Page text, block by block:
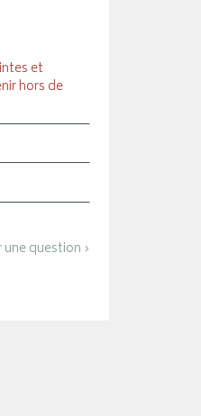
et
hors de
une question ›